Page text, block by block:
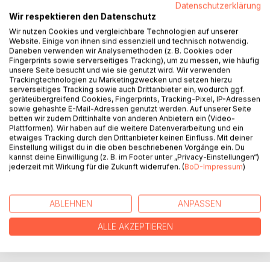
Auf die Merkliste
Titel bewerten
BESCHREIBUNG
Indonesien hat mich nicht nur landschaftlich beeindruckt.
Die herzliche Freundlichkeit der Menschen, gleich welcher
zum Teil auch nachdenklich gestimmt.
Dieser Bildband ist den vielen lächelnden Menschen
Indonesiens gewidmet, denen ich auf der Reise in Nord-
Sulawesi, Ost-Borneo und Waigeo begegnet bin.
Datenschutzerklärung
Wir respektieren den Datenschutz
Wir nutzen Cookies und vergleichbare Technologien auf unserer
Website. Einige von ihnen sind essenziell und technisch notwendig.
Daneben verwenden wir Analysemethoden (z. B. Cookies oder
Fingerprints sowie serverseitiges Tracking), um zu messen, wie häufig
unsere Seite besucht und wie sie genutzt wird. Wir verwenden
Trackingtechnologien zu Marketingzwecken und setzen hierzu
serverseitiges Tracking sowie auch Drittanbieter ein, wodurch ggf.
geräteübergreifend Cookies, Fingerprints, Tracking-Pixel, IP-Adressen
sowie gehashte E-Mail-Adressen genutzt werden. Auf unserer Seite
betten wir zudem Drittinhalte von anderen Anbietern ein (Video-
Plattformen). Wir haben auf die weitere Datenverarbeitung und ein
etwaiges Tracking durch den Drittanbieter keinen Einfluss. Mit deiner
Einstellung willigst du in die oben beschriebenen Vorgänge ein. Du
kannst deine Einwilligung (z. B. im Footer unter „Privacy-Einstellungen“)
jederzeit mit Wirkung für die Zukunft widerrufen. (BoD-Impressum)
ABLEHNEN ANPASSEN
ALLE AKZEPTIEREN